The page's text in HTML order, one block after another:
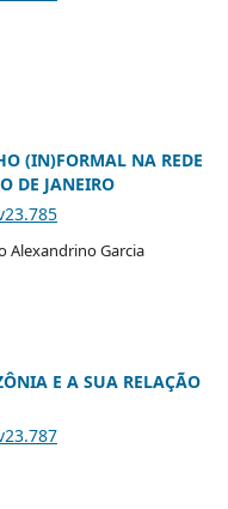
(IN)FORMAL NA REDE
DE JANEIRO
Alexandrino Garcia
E A SUA RELAÇÃO